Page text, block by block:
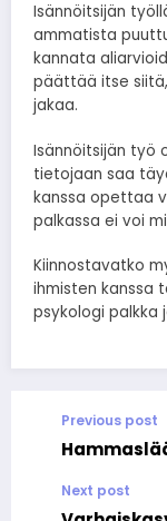
Isännöitsijän
ammatista
kannata
päättää itse
jakaa.
Isännöitsijän työ
tietojaan saa
kanssa opettaa
palkassa ei voi
Kiinnostavatko
ihmisten kanssa
psykologi palkka
Previous post
Next post